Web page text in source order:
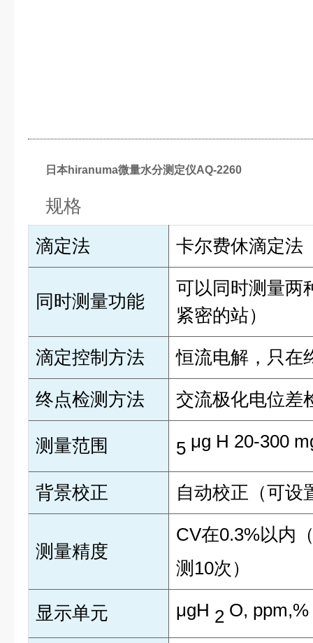
日本hiranuma微量水分测定仪AQ-2260
规格
滴定法
卡尔费休滴定法
同时测量功能
可以同时测量两
紧密的站）
滴定控制方法
恒流电解，只在
终点检测方法
交流极化电位差
测量范围 5 μg H 20-300
背景校正 自动校正（可设
测量精度
CV在0.3%以内
测10次）
显示单元 μgH 2 O, ppm,%